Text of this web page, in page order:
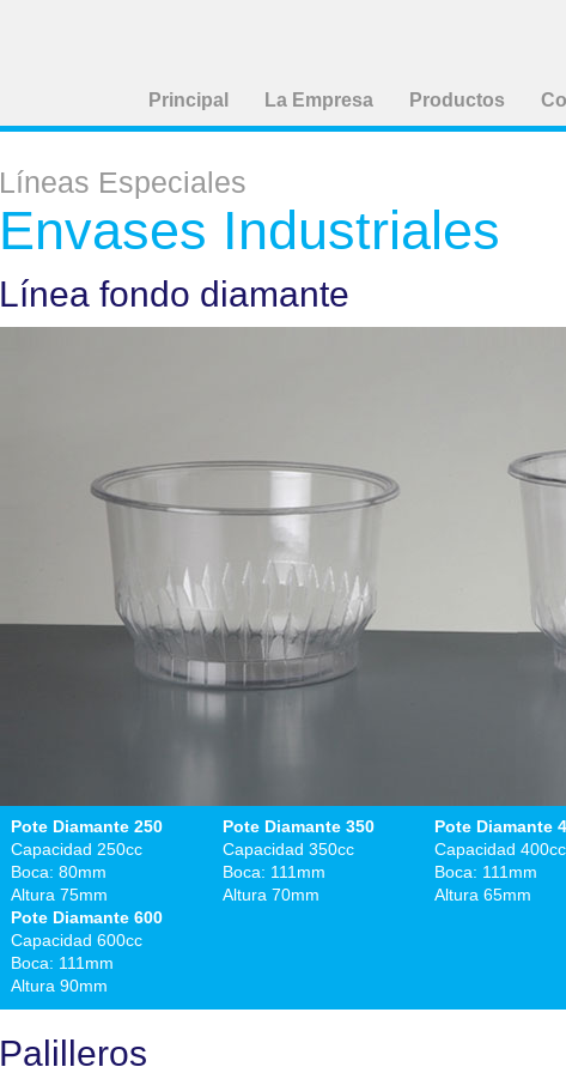
Principal La Empresa Productos
Líneas Especiales
Envases Industriales
Línea fondo diamante
Pote Diamante 250
Capacidad 250cc
Boca: 80mm
Altura 75mm
Pote Diamante 350
Capacidad 350cc
Boca: 111mm
Altura 70mm
Pote Diamante
Capacidad 400cc
Boca: 111mm
Altura 65mm
Pote Diamante 600
Capacidad 600cc
Boca: 111mm
Altura 90mm
Palilleros